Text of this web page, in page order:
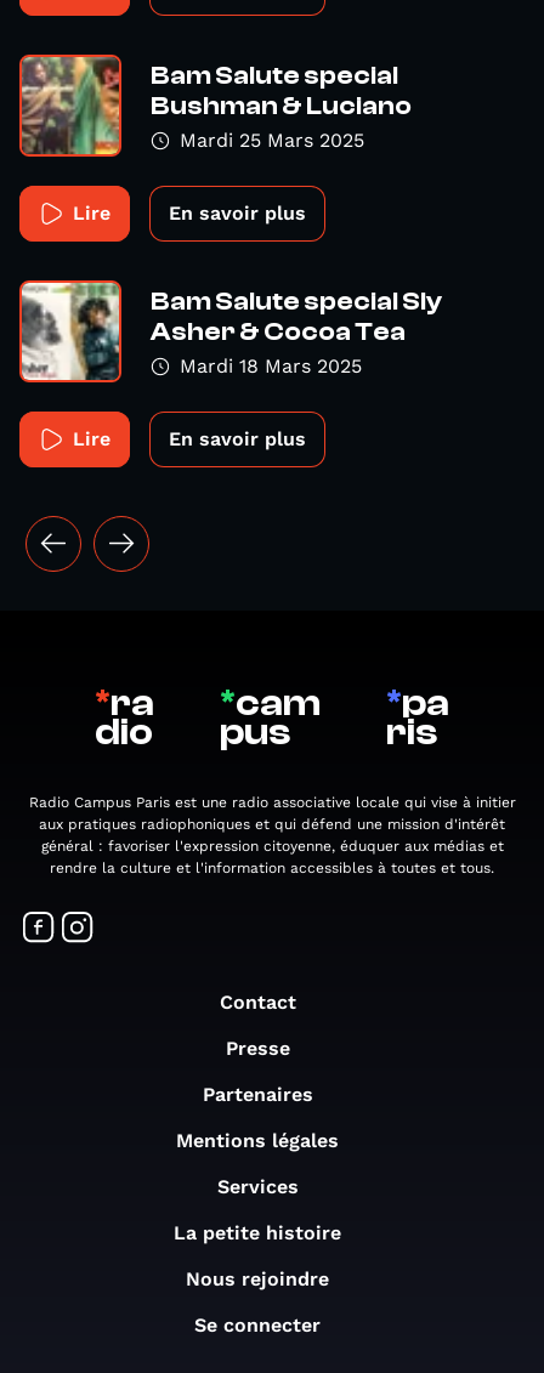
Bam Salute special
Bushman & Luciano
Mardi 25 Mars 2025
Lire En savoir plus
Bam Salute special Sly
Asher & Cocoa Tea
Mardi 18 Mars 2025
Lire En savoir plus
*ra
dio
*cam
pus
*pa
ris
Radio Campus Paris est une radio associative locale qui vise à initier
aux pratiques radiophoniques et qui défend une mission d'intérêt
général : favoriser l'expression citoyenne, éduquer aux médias et
rendre la culture et l'information accessibles à toutes et tous.
Contact
Presse
Partenaires
Mentions légales
Services
La petite histoire
Nous rejoindre
Se connecter